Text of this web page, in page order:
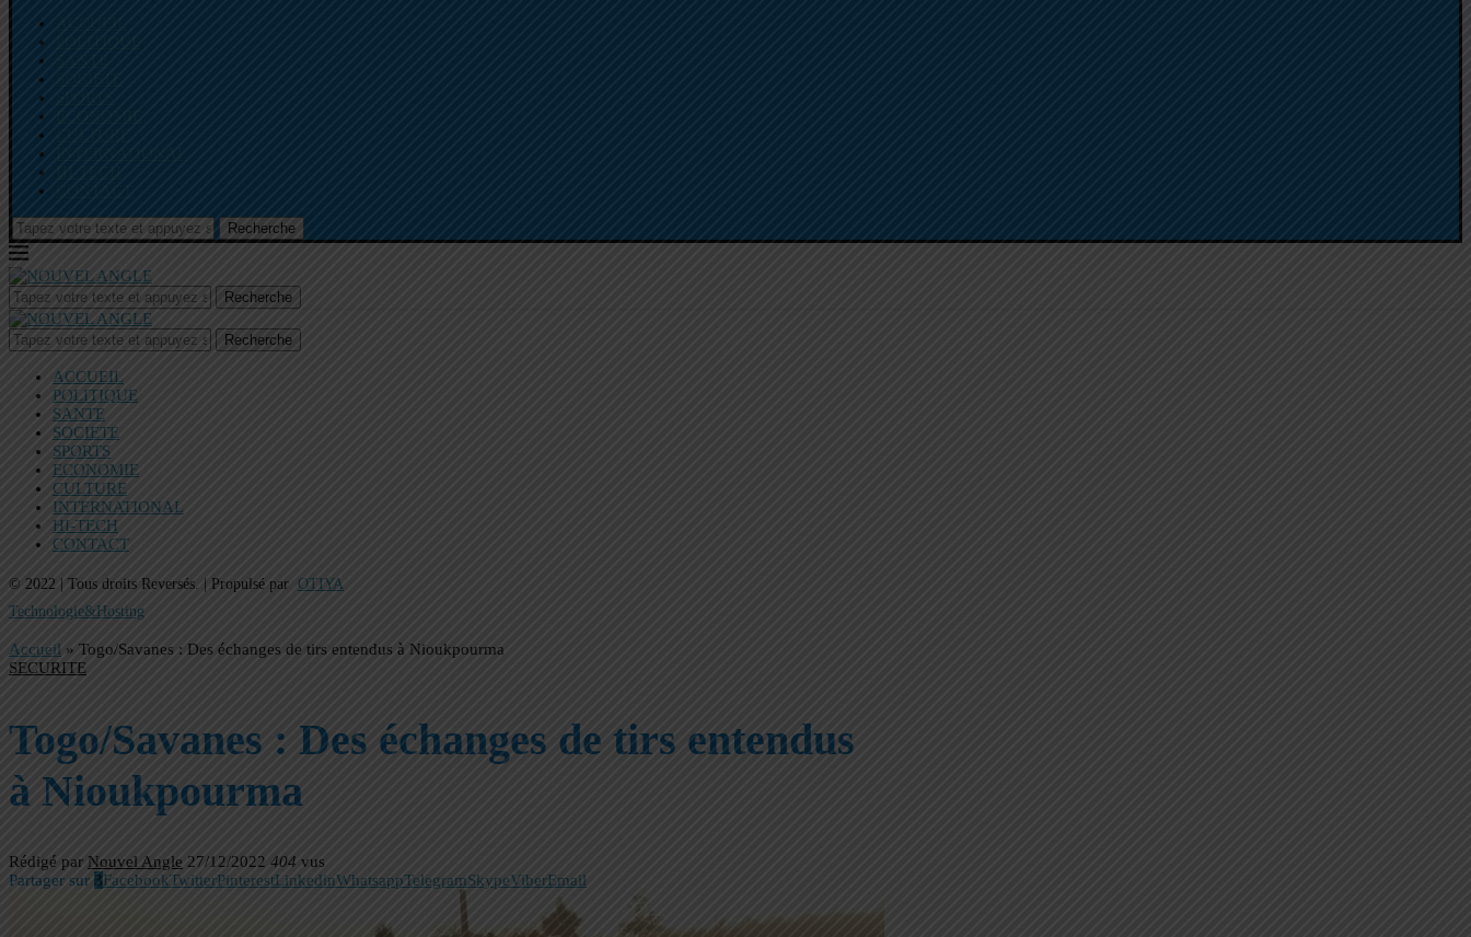
Recherche
Recherche
Recherche
ACCUEIL
POLITIQUE
SANTE
SOCIETE
SPORTS
ECONOMIE
CULTURE
INTERNATIONAL
HI-TECH
CONTACT
© 2022 | Tous droits Reversés. | Propulsé par OTIYA
Technologie&Hosting
Accueil » Togo/Savanes : Des échanges de tirs entendus à Nioukpourma
SECURITE
Togo/Savanes : Des échanges de tirs entendus
à Nioukpourma
Rédigé par Nouvel Angle 27/12/2022 404 vus
Partager sur 3FacebookTwitterPinterestLinkedinWhatsappTelegramSkypeViberEmail